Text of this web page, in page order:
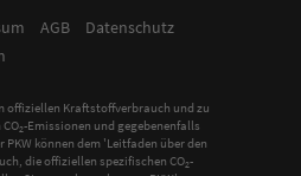
AGB
Datenschutz
offiziellen Kraftstoffverbrauch und zu
2-Emissionen und gegebenenfalls
können dem 'Leitfaden über den
die offiziellen spezifischen CO2-